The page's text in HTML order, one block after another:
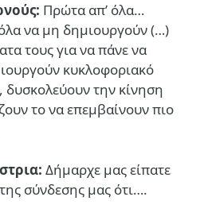
Πρώτα απ’ όλα…
να μη δημιουργούν (…)
τους για να πάνε να
κυκλοφοριακό
δυσκολεύουν την κίνηση
το να επεμβαίνουν πιο
Δήμαρχε μας είπατε
σύνδεσης μας ότι….